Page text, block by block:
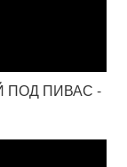
ПОД ПИВАС -